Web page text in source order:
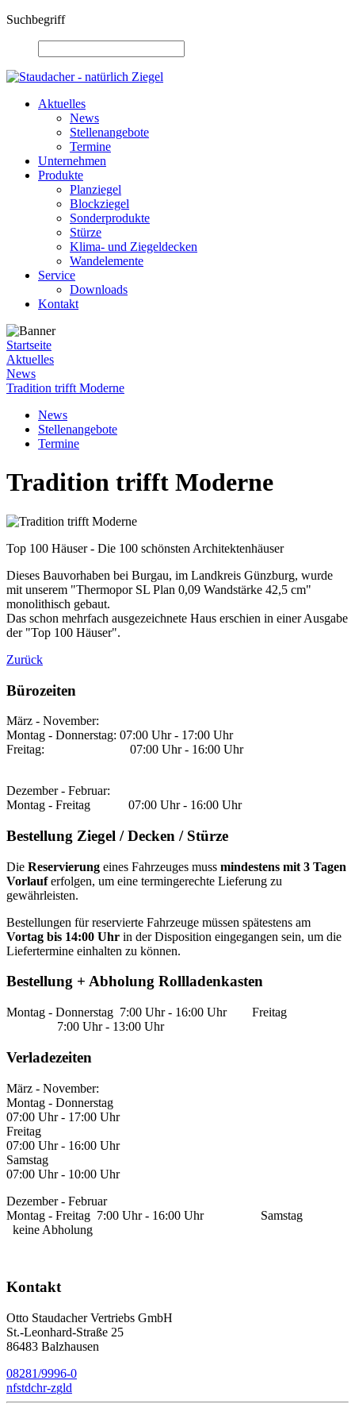
Suchbegriff
Aktuelles
News
Stellenangebote
Termine
Unternehmen
Produkte
Planziegel
Blockziegel
Sonderprodukte
Stürze
Klima- und Ziegeldecken
Wandelemente
Service
Downloads
Kontakt
Startseite
Aktuelles
News
Tradition trifft Moderne
News
Stellenangebote
Termine
Tradition trifft Moderne
Top 100 Häuser - Die 100 schönsten Architektenhäuser
Dieses Bauvorhaben bei Burgau, im Landkreis Günzburg, wurde
mit unserem "Thermopor SL Plan 0,09 Wandstärke 42,5 cm"
monolithisch gebaut.
Das schon mehrfach ausgezeichnete Haus erschien in einer Ausgabe
der "Top 100 Häuser".
Zurück
Bürozeiten
März - November:
Montag - Donnerstag: 07:00 Uhr - 17:00 Uhr
Freitag: 07:00 Uhr - 16:00 Uhr
Dezember - Februar:
Montag - Freitag 07:00 Uhr - 16:00 Uhr
Bestellung Ziegel / Decken / Stürze
Die Reservierung eines Fahrzeuges muss mindestens mit 3 Tagen
Vorlauferfolgen, um eine termingerechte Lieferung zu
gewährleisten.
Bestellungen für reservierte Fahrzeuge müssen spätestens am
Vortag bis 14:00 Uhr in der Disposition eingegangen sein, um die
Liefertermine einhalten zu können.
Bestellung + Abholung Rollladenkasten
Montag - Donnerstag 7:00 Uhr - 16:00 Uhr Freitag
7:00 Uhr - 13:00 Uhr
Verladezeiten
März - November:
Montag - Donnerstag
07:00 Uhr - 17:00 Uhr
Freitag
07:00 Uhr - 16:00 Uhr
Samstag
07:00 Uhr - 10:00 Uhr
Dezember - Februar
Montag - Freitag 7:00 Uhr - 16:00 Uhr Samstag
keine Abholung
Kontakt
Otto Staudacher Vertriebs GmbH
St.-Leonhard-Straße 25
86483 Balzhausen
08281/9996-0
nfstdchr-zgld